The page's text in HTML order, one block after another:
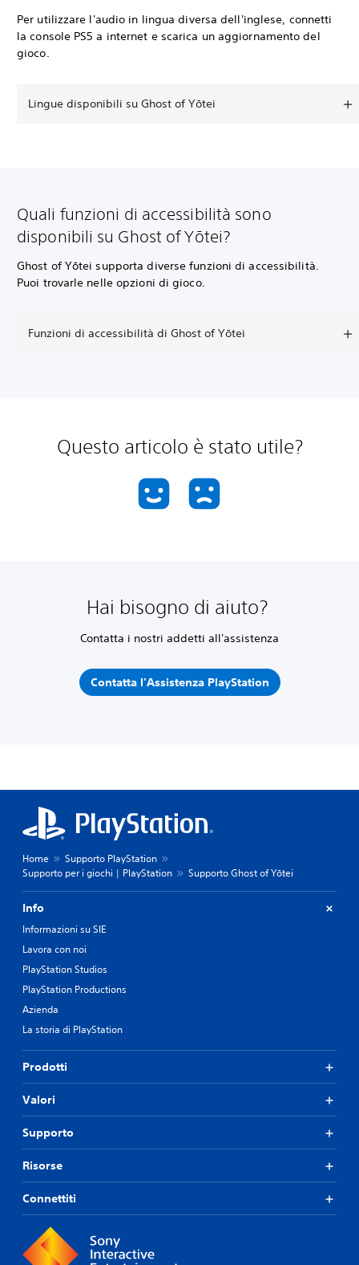
Per utilizzare l'audio in lingua diversa dell'inglese, connetti
la console PS5 a internet e scarica un aggiornamento del
gioco.
Lingue disponibili su Ghost of Yōtei
Quali funzioni di accessibilità sono
disponibili su Ghost of Yōtei?
Ghost of Yōtei supporta diverse funzioni di accessibilità.
Puoi trovarle nelle opzioni di gioco.
Funzioni di accessibilità di Ghost of Yōtei
Questo articolo è stato utile?
Hai bisogno di aiuto?
Contatta i nostri addetti all'assistenza
Contatta l'Assistenza PlayStation
Home
Supporto PlayStation
Supporto per i giochi | PlayStation
Supporto Ghost of Yōtei
Info
Informazioni su SIE
Lavora con noi
PlayStation Studios
PlayStation Productions
Azienda
La storia di PlayStation
Prodotti
Valori
Supporto
Risorse
Connettiti